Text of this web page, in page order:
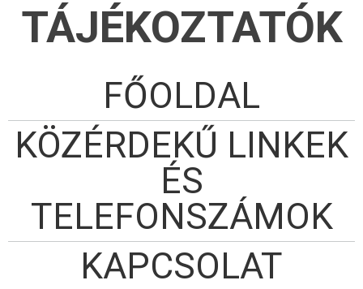
TÁJÉKOZTATÓK
FŐOLDAL
KÖZÉRDEKŰ LINKEK
ÉS
TELEFONSZÁMOK
KAPCSOLAT